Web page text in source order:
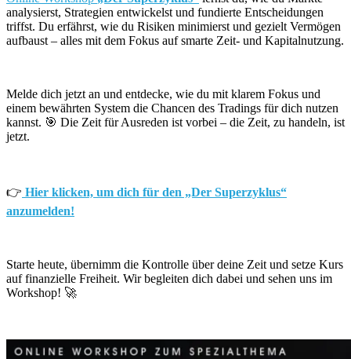
analysierst, Strategien entwickelst und fundierte Entscheidungen
triffst. Du erfährst, wie du Risiken minimierst und gezielt Vermögen
aufbaust – alles mit dem Fokus auf smarte Zeit- und Kapitalnutzung.
Melde dich jetzt an und entdecke, wie du mit klarem Fokus und
einem bewährten System die Chancen des Tradings für dich nutzen
kannst. 🎯 Die Zeit für Ausreden ist vorbei – die Zeit, zu handeln, ist
jetzt.
👉 Hier klicken, um dich für den „Der Superzyklus“
anzumelden!
Starte heute, übernimm die Kontrolle über deine Zeit und setze Kurs
auf finanzielle Freiheit. Wir begleiten dich dabei und sehen uns im
Workshop! 🚀